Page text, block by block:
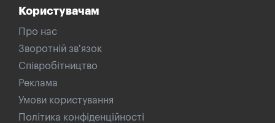
Користувачам
Про нас
Зворотній зв'язок
Співробітництво
Реклама
Умови користування
Політика конфіденційності